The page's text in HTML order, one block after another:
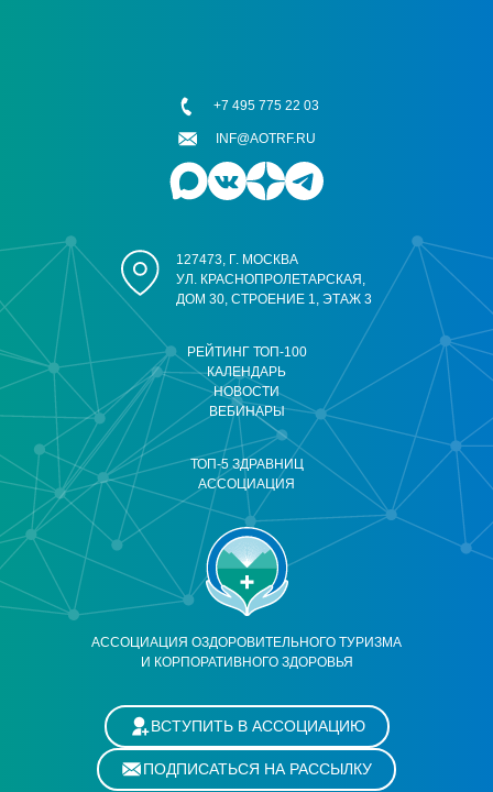
АССОЦИАЦИЯ ОЗДОРОВИТЕЛЬНОГО ТУРИЗМА
И КОРПОРАТИВНОГО ЗДОРОВЬЯ
РЕЙТИНГ ТОП-100
КАЛЕНДАРЬ
НОВОСТИ
ВЕБИНАРЫ
ТОП-5 ЗДРАВНИЦ
АССОЦИАЦИЯ
127473, Г. МОСКВА
УЛ. КРАСНОПРОЛЕТАРСКАЯ,
ДОМ 30, СТРОЕНИЕ 1, ЭТАЖ 3
+7 495 775 22 03
INF@AOTRF.RU
ВСТУПИТЬ В АССОЦИАЦИЮ
ПОДПИСАТЬСЯ НА РАССЫЛКУ